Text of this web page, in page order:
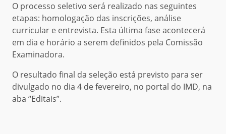
O processo seletivo será realizado nas seguintes
etapas: homologação das inscrições, análise
curricular e entrevista. Esta última fase acontecerá
em dia e horário a serem definidos pela Comissão
Examinadora.
O resultado final da seleção está previsto para ser
divulgado no dia 4 de fevereiro, no portal do IMD, na
aba “Editais”.